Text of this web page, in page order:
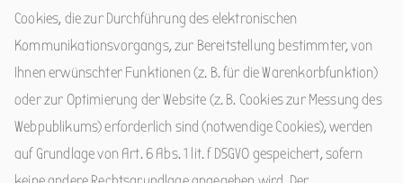
Cookies, die zur Durchführung des elektronischen
Kommunikationsvorgangs, zur Bereitstellung bestimmter, von
Ihnen erwünschter Funktionen (z. B. für die Warenkorbfunktion)
oder zur Optimierung der Website (z. B. Cookies zur Messung des
Webpublikums) erforderlich sind (notwendige Cookies), werden
auf Grundlage von Art. 6 Abs. 1 lit. f DSGVO gespeichert, sofern